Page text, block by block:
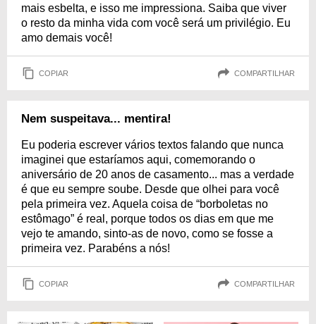
mais esbelta, e isso me impressiona. Saiba que viver
o resto da minha vida com você será um privilégio. Eu
amo demais você!
COPIAR COMPARTILHAR
Nem suspeitava... mentira!
Eu poderia escrever vários textos falando que nunca
imaginei que estaríamos aqui, comemorando o
aniversário de 20 anos de casamento... mas a verdade
é que eu sempre soube. Desde que olhei para você
pela primeira vez. Aquela coisa de “borboletas no
estômago” é real, porque todos os dias em que me
vejo te amando, sinto-as de novo, como se fosse a
primeira vez. Parabéns a nós!
COPIAR COMPARTILHAR